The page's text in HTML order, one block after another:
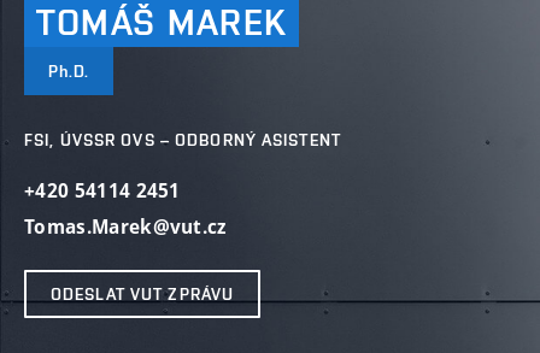
TOMÁŠ MAREK
Ph.D.
FSI, ÚVSSR OVS – ODBORNÝ ASISTENT
+420 54114 2451
Tomas.Marek@vut.cz
ODESLAT VUT ZPRÁVU